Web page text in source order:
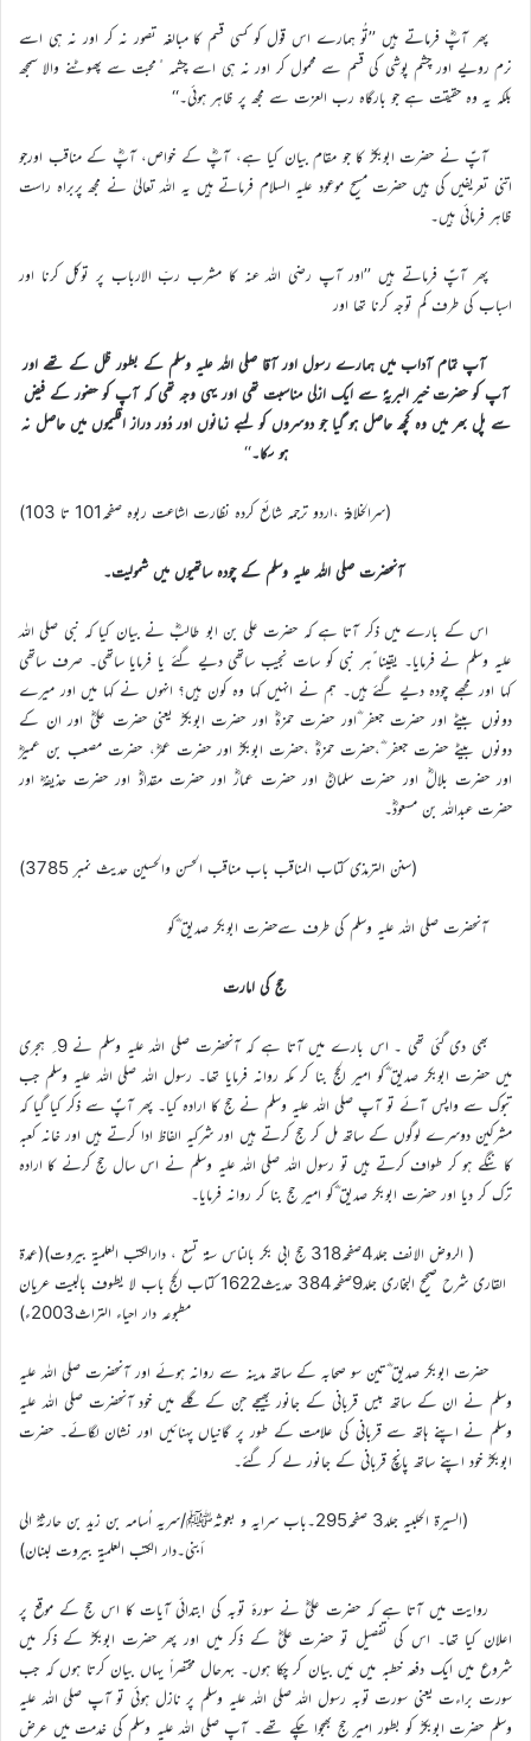
پھر آپؓ فرماتے ہیں ’’تُو ہمارے اس قول کو کسی قسم کا مبالغہ تصور نہ کر اور نہ ہی اسے
نرم رویے اور چشم پوشی کی قسم سے محمول کر اور نہ ہی اسے چشمہ ٔمحبت سے پھوٹنے والا سمجھ
بلکہ یہ وہ حقیقت ہے جو بارگاہ رب العزت سے مجھ پر ظاہر ہوئی۔‘‘
آپؑ نے حضرت ابوبکرؓ کا جو مقام بیان کیا ہے، آپؓ کے خواص، آپؓ کے مناقب اورجو
اتنی تعریفیں کی ہیں حضرت مسیح موعود علیہ السلام فرماتے ہیں یہ اللہ تعالیٰ نے مجھ پربراہ راست
ظاہر فرمائی ہیں۔
پھر آپؑ فرماتے ہیں ’’اور آپ رضی اللہ عنہ کا مشرب ربّ الارباب پر توکل کرنا اور
اسباب کی طرف کم توجہ کرنا تھا اور
آپ تمام آداب میں ہمارے رسول اور آقا صلی اللہ علیہ وسلم کے بطور ظل کے تھے اور
آپ کو حضرت خیر البریہؐ سے ایک ازلی مناسبت تھی اور یہی وجہ تھی کہ آپ کو حضور کے فیض
سے پل بھر میں وہ کچھ حاصل ہو گیا جو دوسروں کو لمبے زمانوں اور دُور دراز اقلیموں میں حاصل نہ
ہو سکا۔‘‘
(سرالخلافۃ ،اردو ترجمہ شائع کردہ نظارت اشاعت ربوہ صفحہ101 تا 103)
آنحضرت صلی اللہ علیہ وسلم کے چودہ ساتھیوں میں شمولیت۔
اس کے بارے میں ذکر آتا ہے کہ حضرت علی بن ابو طالبؓ نے بیان کیا کہ نبی صلی اللہ
علیہ وسلم نے فرمایا۔ یقینا ًہر نبی کو سات نجیب ساتھی دیے گئے یا فرمایا ساتھی۔ صرف ساتھی
کہا اور مجھے چودہ دیے گئے ہیں۔ ہم نے انہیں کہا وہ کون ہیں؟ انہوں نے کہا میں اور میرے
دونوں بیٹے اور حضرت جعفر ؓاور حضرت حمزہؓ اور حضرت ابوبکرؓ یعنی حضرت علیؓ اور ان کے
دونوں بیٹے حضرت جعفر ؓ،حضرت حمزہؓ ،حضرت ابوبکرؓ اور حضرت عمرؓ، حضرت مصعب بن عمیرؓ
اور حضرت بلالؓ اور حضرت سلمانؓ اور حضرت عمارؓ اور حضرت مقدادؓ اور حضرت حذیفہؓ اور
حضرت عبداللہ بن مسعودؓ۔
(سنن الترمذی کتاب المناقب باب مناقب الحسن والحسین حدیث نمبر 3785)
آنحضرت صلی اللہ علیہ وسلم کی طرف سےحضرت ابوبکر صدیق ؓکو
حج کی امارت
بھی دی گئی تھی ۔ اس بارے میں آتا ہے کہ آنحضرت صلی اللہ علیہ وسلم نے 9؍ ہجری
میں حضرت ابوبکر صدیق ؓکو امیر الحج بنا کر مکہ روانہ فرمایا تھا۔ رسول اللہ صلی اللہ علیہ وسلم جب
تبوک سے واپس آئے تو آپ صلی اللہ علیہ وسلم نے حج کا ارادہ کیا۔ پھر آپؐ سے ذکر کیا گیا کہ
مشرکین دوسرے لوگوں کے ساتھ مل کر حج کرتے ہیں اور شرکیہ الفاظ ادا کرتے ہیں اور خانہ کعبہ
کا ننگے ہو کر طواف کرتے ہیں تو رسول اللہ صلی اللہ علیہ وسلم نے اس سال حج کرنے کا ارادہ
ترک کر دیا اور حضرت ابوبکر صدیق ؓکو امیر حج بنا کر روانہ فرمایا۔
( الروض الانف جلد4صفحہ318 حج ابی بکر بالناس سنۃ تسع ، دارالکتب العلمیۃ بیروت)(عمدۃ
القاری شرح صحیح البخاری جلد9صفحہ384 حدیث1622 کتاب الحج باب لا یطوف بالبیت عریان
مطبوعہ دار احیاء التراث2003ء)
حضرت ابوبکر صدیق ؓتین سو صحابہ کے ساتھ مدینہ سے روانہ ہوئے اور آنحضرت صلی اللہ علیہ
وسلم نے ان کے ساتھ بیس قربانی کے جانور بھیجے جن کے گلے میں خود آنحضرت صلی اللہ علیہ
وسلم نے اپنے ہاتھ سے قربانی کی علامت کے طور پر گانیاں پہنائیں اور نشان لگائے۔ حضرت
ابوبکرؓ خود اپنے ساتھ پانچ قربانی کے جانور لے کر گئے۔
(السیرۃ الحلبیہ جلد3 صفحہ295۔باب سرایہ و بعوثہﷺ/سریہ اُسامہ بن زید بن حارثہؓ الی
أبنی۔دار الکتب العلمیة بیروت لبنان)
روایت میں آتا ہے کہ حضرت علیؓ نے سورۂ توبہ کی ابتدائی آیات کا اس حج کے موقع پر
اعلان کیا تھا۔ اس کی تفصیل تو حضرت علیؓ کے ذکر میں اور پھر حضرت ابوبکرؓ کے ذکر میں
شروع میں ایک دفعہ خطبہ میں مَیں بیان کر چکا ہوں۔ بہرحال مختصراً یہاں بیان کرتا ہوں کہ جب
سورت براءت یعنی سورت توبہ رسول اللہ صلی اللہ علیہ وسلم پر نازل ہوئی تو آپ صلی اللہ علیہ
وسلم حضرت ابوبکرؓ کو بطور امیر حج بھجوا چکے تھے۔ آپ صلی اللہ علیہ وسلم کی خدمت میں عرض